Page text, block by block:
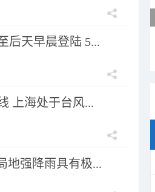
后天早晨登陆 5...
上海处于台风...
地强降雨具有极...